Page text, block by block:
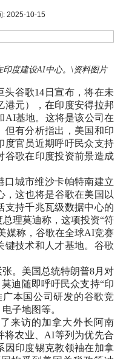
2025-10-15
度建设AI中心。\资料图片
谷歌14日宣布，将在未
港元），在印度安得拉邦
AI基地。这将是该公司在
但有分析指出，美国和印
度官员近期呼吁民众支持
谷歌在印度投资前景造成
口城市维沙卡帕特南建立
，这也将是谷歌在美国以
支持千兆瓦级数据中心的
理莫迪称，这项投资“符
媒称，谷歌在全球AI竞赛
键技术和人才基地。谷歌
。美国总统特朗普8月对
迪随即呼吁民众支持“印
本国公司研发的谷歌竞
子地图等。
来访的加拿大外长阿南
将农业、AI等列为优先合
因印度锡克教领袖在加拿